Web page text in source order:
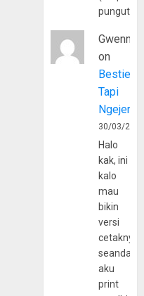
Gwenny
on
Bestie
Tapi
30/03/
Halo
kak, ini
kalo
mau
bikin
versi
cetaknya
aku
print